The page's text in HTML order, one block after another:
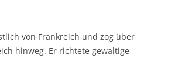
von Frankreich und zog über
hinweg. Er richtete gewaltige